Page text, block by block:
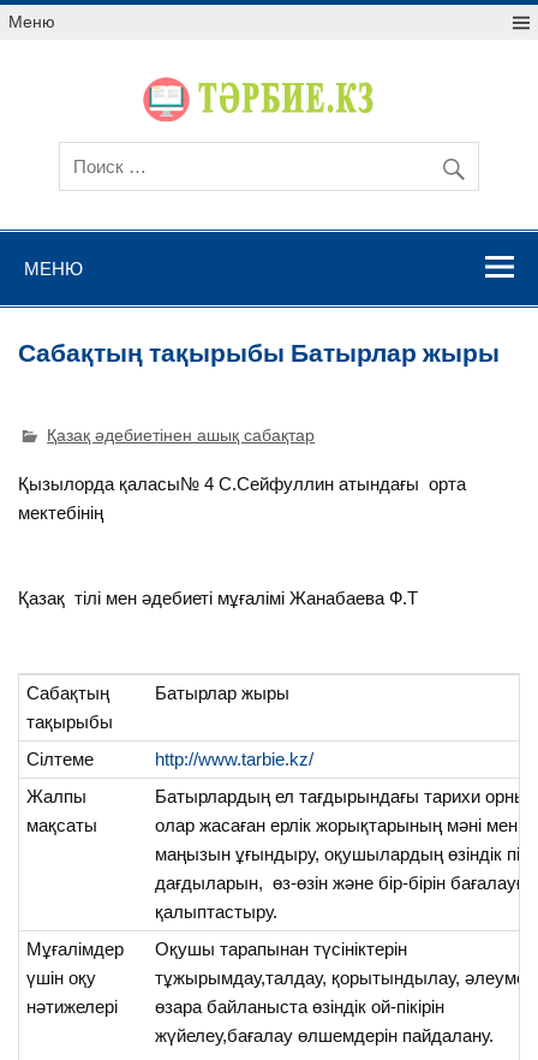
Меню
МЕНЮ
Сабақтың тақырыбы Батырлар жыры
Қазақ әдебиетінен ашық сабақтар
Қызылорда қаласы№ 4 С.Сейфуллин атындағы орта
мектебінің
Қазақ тілі мен әдебиеті мұғалімі Жанабаева Ф.Т
Сабақтың
тақырыбы
Батырлар жыры
Сілтеме
http://www.tarbie.kz/
Жалпы
мақсаты
Батырлардың ел тағдырындағы тарихи орны
олар жасаған ерлік жорықтарының мәні мен
маңызын ұғындыру, оқушылардың өзіндік
дағдыларын, өз-өзін және бір-бірін бағалауға
қалыптастыру.
Мұғалімдер
үшін оқу
нәтижелері
Оқушы тарапынан түсініктерін
тұжырымдау,талдау, қорытындылау,
өзара байланыста өзіндік ой-пікірін
жүйелеу,бағалау өлшемдерін пайдалану.